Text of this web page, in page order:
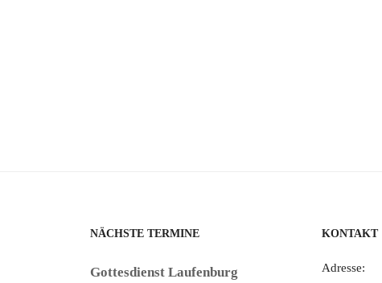
NÄCHSTE TERMINE
Gottesdienst Laufenburg
KONTAKT
Adresse: